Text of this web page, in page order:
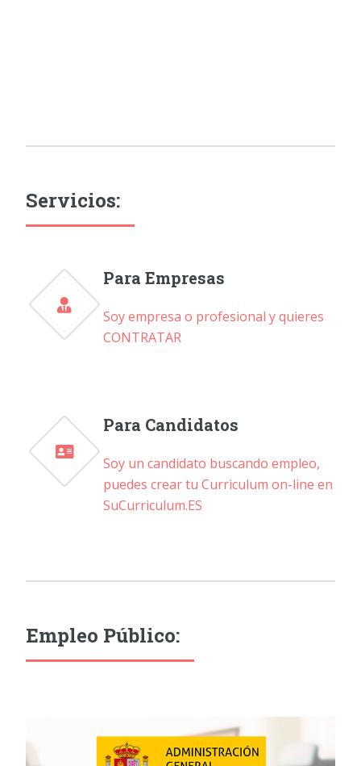
Servicios:
Para Empresas
Soy empresa o profesional y quieres
CONTRATAR
Para Candidatos
Soy un candidato buscando empleo,
puedes crear tu Curriculum on-line en
SuCurriculum.ES
Empleo Público: